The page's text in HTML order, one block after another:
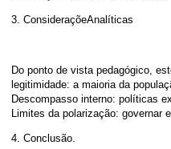
3. ConsideraçõeAnalíticas
Do ponto de vista pedagógico,
legitimidade: a maioria da
Descompasso interno: políticas
Limites da polarização: governar
4. Conclusão.